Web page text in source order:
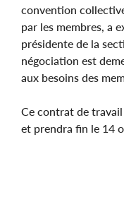
convention
par les membres, a
présidente de la
négociation est
aux besoins des
Ce contrat de
et prendra fin le 14